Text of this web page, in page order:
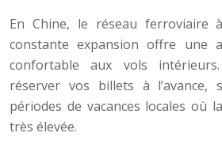
En Chine, le réseau ferroviaire
constante expansion offre une
confortable aux vols
réserver vos billets à l’avance,
périodes de vacances locales où
très élevée.